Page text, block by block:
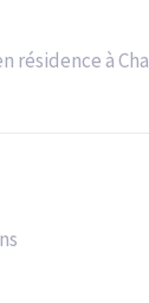
résidence à